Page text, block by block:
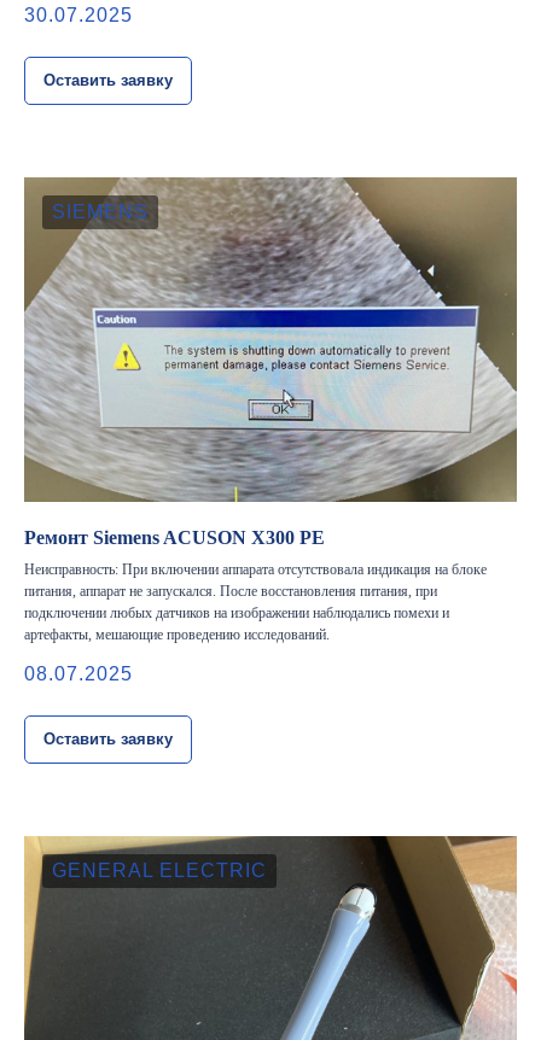
30.07.2025
Оставить заявку
SIEMENS
Ремонт Siemens ACUSON X300 PE
Неисправность: При включении аппарата отсутствовала индикация на блоке
питания, аппарат не запускался. После восстановления питания, при
подключении любых датчиков на изображении наблюдались помехи и
артефакты, мешающие проведению исследований.
08.07.2025
Оставить заявку
GENERAL ELECTRIC